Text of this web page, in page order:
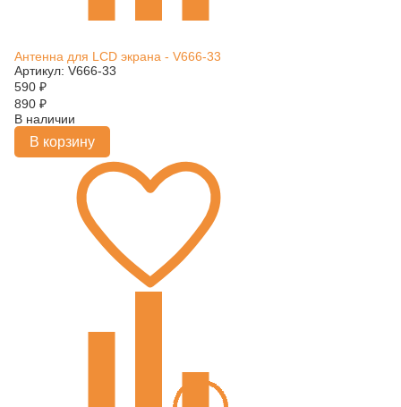
Антенна для LCD экрана - V666-33
Артикул: V666-33
590 ₽
890 ₽
В наличии
В корзину